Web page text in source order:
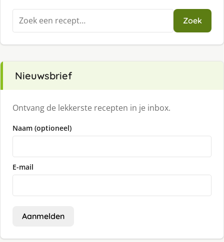
Zoeken
naar:
Zoek
Nieuwsbrief
Ontvang de lekkerste recepten in je inbox.
Naam (optioneel)
E-mail
Aanmelden